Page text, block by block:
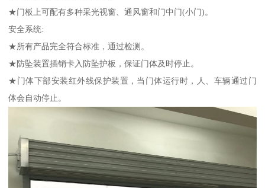
★门板上可配有多种采光视窗、通风窗和门中门(小门)。
安全系统:
★所有产品完全符合标准，通过检测。
★防坠装置插销卡入防坠护板，保证门体及时停止。
★门体下部安装红外线保护装置，当门体运行时，人、车辆通过门
体会自动停止。